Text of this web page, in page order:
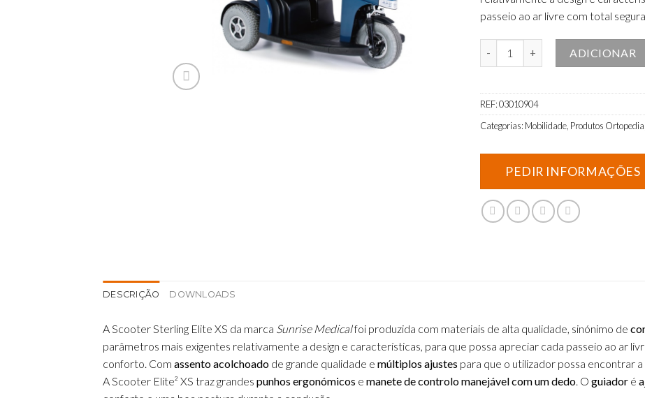
passeio ao ar livre com total
ADICIONAR
REF:03010904
Categorias: Mobilidade Produtos Ortopedia
DESCRIÇÃO DOWNLOADS
A Scooter Sterling Elite XS da marca Sunrise Medicalfoi produzida com materiais de alta qualidade, sinónimo de
parâmetros mais exigentes relativamente a design e características, para que possa apreciar cada passeio ao ar
conforto. Com assento acolchoado de grande qualidade e múltiplos ajustes para que o utilizador possa encontrar
A Scooter Elite² XS traz grandes punhos ergonómicos e manete de controlo manejável com um dedo. O guiador é